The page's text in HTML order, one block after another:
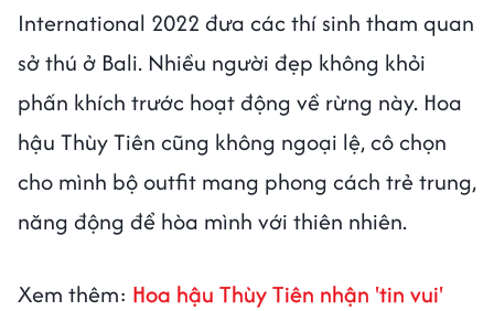
International 2022 đưa các thí sinh tham quan
sở thú ở Bali. Nhiều người đẹp không khỏi
phấn khích trước hoạt động về rừng này. Hoa
hậu Thùy Tiên cũng không ngoại lệ, cô chọn
cho mình bộ outfit mang phong cách trẻ trung,
năng động để hòa mình với thiên nhiên.
Xem thêm: Hoa hậu Thùy Tiên nhận 'tin vui'